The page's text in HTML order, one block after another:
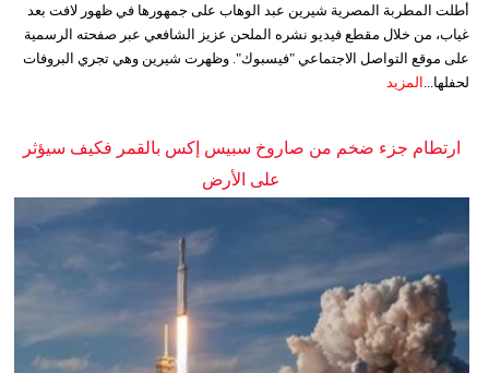
أطلت المطربة المصرية شيرين عبد الوهاب على جمهورها في ظهور لافت بعد
غياب، من خلال مقطع فيديو نشره الملحن عزيز الشافعي عبر صفحته الرسمية
على موقع التواصل الاجتماعي "فيسبوك". وظهرت شيرين وهي تجري البروفات
لحفلها...
المزيد
ارتطام جزء ضخم من صاروخ سبيس إكس بالقمر فكيف سيؤثر
على الأرض